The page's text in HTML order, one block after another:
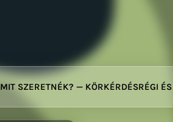
MIT SZERETNÉK? — KÖRKÉRDÉSRÉGI